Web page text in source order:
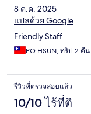
8 ต.ค. 2025
แปลด้วย Google
Friendly Staff
PO HSUN, ทริป 2 คืน
รีวิวที่ตรวจสอบแล้ว
10/10 ไร้ที่ติ